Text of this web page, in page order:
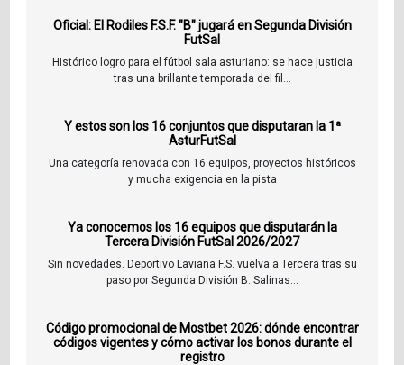
Oficial: El Rodiles F.S.F. "B" jugará en Segunda División
FutSal
Histórico logro para el fútbol sala asturiano: se hace justicia
tras una brillante temporada del fil...
Y estos son los 16 conjuntos que disputaran la 1ª
AsturFutSal
Una categoría renovada con 16 equipos, proyectos históricos
y mucha exigencia en la pista
Ya conocemos los 16 equipos que disputarán la
Tercera División FutSal 2026/2027
Sin novedades. Deportivo Laviana F.S. vuelva a Tercera tras su
paso por Segunda División B. Salinas...
Código promocional de Mostbet 2026: dónde encontrar
códigos vigentes y cómo activar los bonos durante el
registro